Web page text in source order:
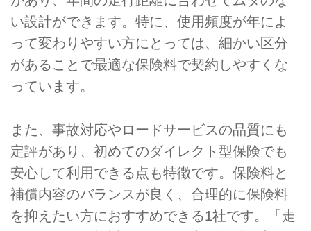
い設計ができます。特に、使用頻度が年によ
って変わりやすい方にとっては、細かい区分
があることで最適な保険料で契約しやすくな
っています。
また、事故対応やロードサービスの品質にも
定評があり、初めてのダイレクト型保険でも
安心して利用できる点も特徴です。保険料と
補償内容のバランスが良く、合理的に保険料
を抑えたい方におすすめできる1社です。「走